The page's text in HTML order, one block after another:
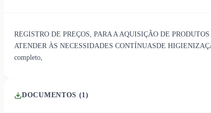
REGISTRO DE PREÇOS, PARA A AQUISIÇÃO DE
ATENDER ÀS NECESSIDADES CONTÍNUASDE
completo,
DOCUMENTOS (1)